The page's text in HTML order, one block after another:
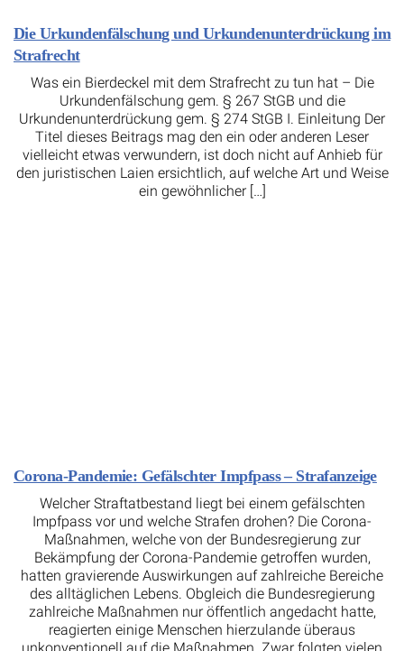
Die Urkundenfälschung und Urkundenunterdrückung im
Strafrecht
Was ein Bierdeckel mit dem Strafrecht zu tun hat – Die
Urkundenfälschung gem. § 267 StGB und die
Urkundenunterdrückung gem. § 274 StGB I. Einleitung Der
Titel dieses Beitrags mag den ein oder anderen Leser
vielleicht etwas verwundern, ist doch nicht auf Anhieb für
den juristischen Laien ersichtlich, auf welche Art und Weise
ein gewöhnlicher […]
Corona-Pandemie: Gefälschter Impfpass – Strafanzeige
Welcher Straftatbestand liegt bei einem gefälschten
Impfpass vor und welche Strafen drohen? Die Corona-
Maßnahmen, welche von der Bundesregierung zur
Bekämpfung der Corona-Pandemie getroffen wurden,
hatten gravierende Auswirkungen auf zahlreiche Bereiche
des alltäglichen Lebens. Obgleich die Bundesregierung
zahlreiche Maßnahmen nur öffentlich angedacht hatte,
reagierten einige Menschen hierzulande überaus
unkonventionell auf die Maßnahmen. Zwar folgten vielen